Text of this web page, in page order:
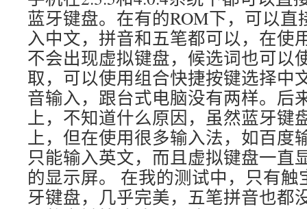
蓝牙键盘。在有的ROM下，可以
入中文，拼音和五笔都可以，在使
不会出现虚拟键盘，候选词也可以
取，可以使用组合快捷按键选择中
音输入，跟台式电脑没有两样。后
上，不知道什么原因，虽然蓝牙键
上，但在使用很多输入法，如百度
只能输入英文，而且虚拟键盘一直
的显示屏。 在我的测试中，只有
牙键盘，几乎完美，五笔拼音也都